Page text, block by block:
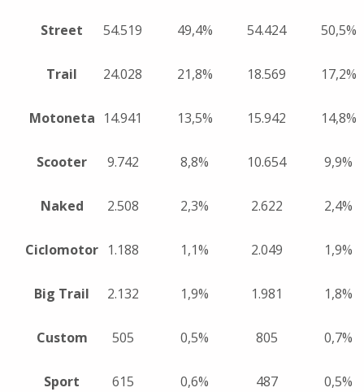
Street 54.519 49,4% 54.424 50,5%
Trail 24.028 21,8% 18.569 17,2%
Motoneta 14.941 13,5% 15.942 14,8%
Scooter 9.742 8,8% 10.654 9,9%
Naked 2.508 2,3% 2.622 2,4%
Ciclomotor 1.188 1,1% 2.049 1,9%
Big Trail 2.132 1,9% 1.981 1,8%
Custom 505 0,5% 805 0,7%
Sport 615 0,6% 487 0,5%